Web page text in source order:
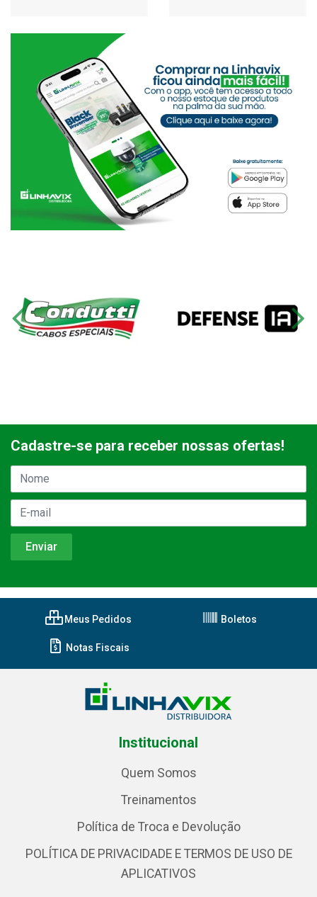
Cadastre-se para receber nossas ofertas!
Meus Pedidos Boletos
Notas Fiscais
Institucional
Quem Somos
Treinamentos
Política de Troca e Devolução
POLÍTICA DE PRIVACIDADE E TERMOS DE USO DE
APLICATIVOS